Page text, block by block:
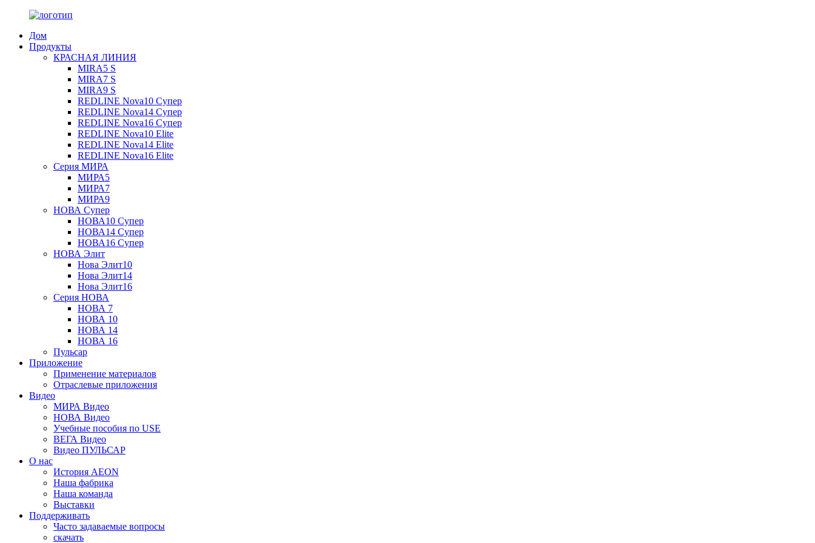
Дом
Продукты
КРАСНАЯ ЛИНИЯ
MIRA5 S
MIRA7 S
MIRA9 S
REDLINE Nova10 Супер
REDLINE Nova14 Супер
REDLINE Nova16 Супер
REDLINE Nova10 Elite
REDLINE Nova14 Elite
REDLINE Nova16 Elite
Серия МИРА
МИРА5
МИРА7
МИРА9
НОВА Супер
НОВА10 Супер
НОВА14 Супер
НОВА16 Супер
НОВА Элит
Нова Элит10
Нова Элит14
Нова Элит16
Серия НОВА
НОВА 7
НОВА 10
НОВА 14
НОВА 16
Пульсар
Приложение
Применение материалов
Отраслевые приложения
Видео
МИРА Видео
НОВА Видео
Учебные пособия по USE
ВЕГА Видео
Видео ПУЛЬСАР
О нас
История AEON
Наша фабрика
Наша команда
Выставки
Поддерживать
Часто задаваемые вопросы
скачать